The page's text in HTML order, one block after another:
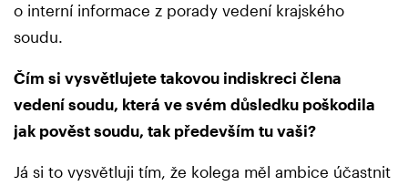
o interní informace z porady vedení krajského
soudu.
Čím si vysvětlujete takovou indiskreci člena
vedení soudu, která ve svém důsledku poškodila
jak pověst soudu, tak především tu vaši?
Já si to vysvětluji tím, že kolega měl ambice účastnit